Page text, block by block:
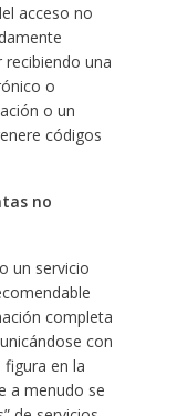
acceso no
recibiendo una
o
o un
códigos
no
un servicio
completa
con
en la
a menudo se